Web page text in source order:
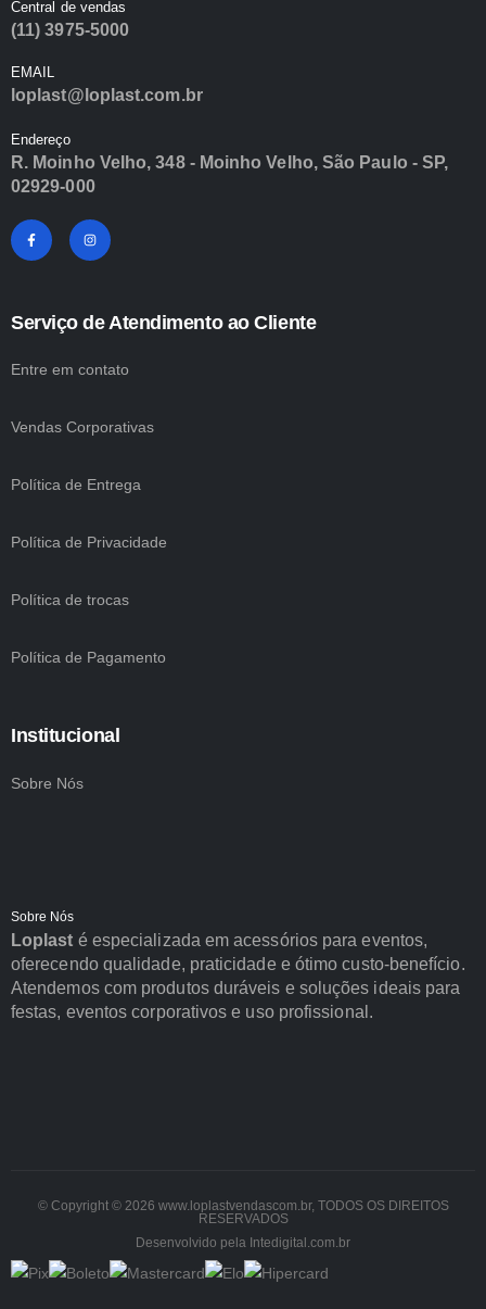
Central de vendas
(11) 3975-5000
EMAIL
loplast@loplast.com.br
Endereço
R. Moinho Velho, 348 - Moinho Velho, São Paulo - SP,
02929-000
Serviço de Atendimento ao Cliente
Entre em contato
Vendas Corporativas
Política de Entrega
Política de Privacidade
Política de trocas
Política de Pagamento
Institucional
Sobre Nós
Sobre Nós
Loplast é especializada em acessórios para eventos,
oferecendo qualidade, praticidade e ótimo custo-benefício.
Atendemos com produtos duráveis e soluções ideais para
festas, eventos corporativos e uso profissional.
© Copyright © 2026 www.loplastvendascom.br, TODOS OS DIREITOS
RESERVADOS
Desenvolvido pela Intedigital.com.br